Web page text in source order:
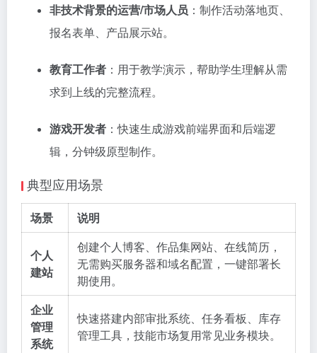
非技术背景的运营/市场人员 ：制作活动落地页、
报名表单、产品展示站。
教育工作者 ：用于教学演示，帮助学生理解从需
求到上线的完整流程。
游戏开发者 ：快速生成游戏前端界面和后端逻
辑，分钟级原型制作。
典型应用场景
场景 说明
个人
建站
创建个人博客、作品集网站、在线简历，
无需购买服务器和域名配置，一键部署长
期使用。
企业
管理
系统
快速搭建内部审批系统、任务看板、库存
管理工具，技能市场复用常见业务模块。